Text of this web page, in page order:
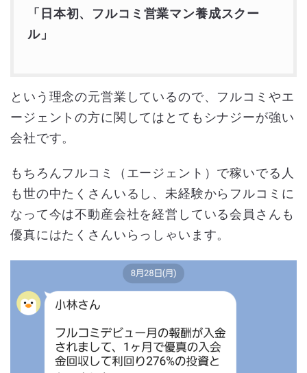
「日本初、フルコミ営業マン養成スクー
ル」
という理念の元営業しているので、フルコミやエ
ージェントの方に関してはとてもシナジーが強い
会社です。
もちろんフルコミ（エージェント）で稼いでる人
も世の中たくさんいるし、未経験からフルコミに
なって今は不動産会社を経営している会員さんも
優真にはたくさんいらっしゃいます。